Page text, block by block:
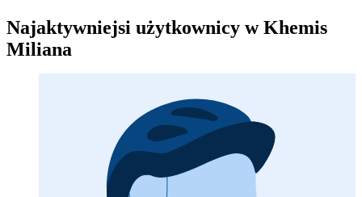
Najaktywniejsi użytkownicy w Khemis
Miliana